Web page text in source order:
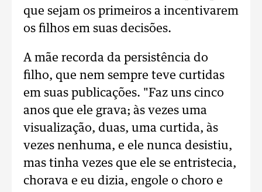
que sejam os primeiros a incentivarem
os filhos em suas decisões.
A mãe recorda da persistência do
filho, que nem sempre teve curtidas
em suas publicações. "Faz uns cinco
anos que ele grava; às vezes uma
visualização, duas, uma curtida, às
vezes nenhuma, e ele nunca desistiu,
mas tinha vezes que ele se entristecia,
chorava e eu dizia, engole o choro e